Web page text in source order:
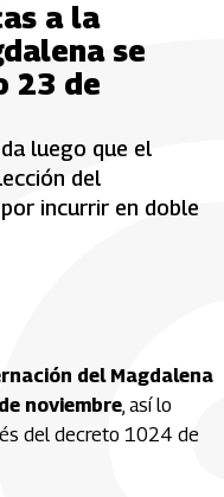
a la
se
23 de
luego que el
del
incurrir en doble
del Magdalena
noviembre, así lo
del decreto 1024 de